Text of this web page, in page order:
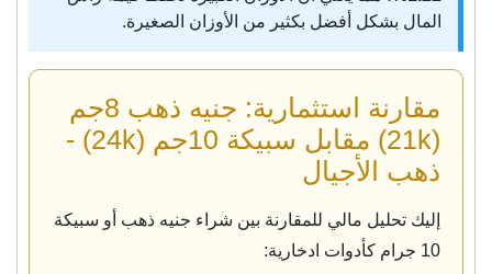
المال بشكل أفضل بكثير من الأوزان الصغيرة.
مقارنة استثمارية: جنيه ذهب 8جم
(21k) مقابل سبيكة 10جم (24k) -
ذهب الأجيال
إليك تحليل مالي للمقارنة بين شراء جنيه ذهب أو سبيكة
10 جرام كأدوات ادخارية: